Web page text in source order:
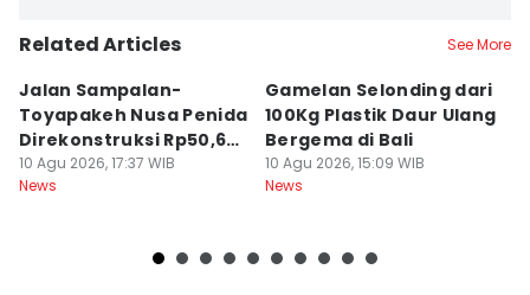
Related Articles See More
Jalan Sampalan-
Toyapakeh Nusa Penida
Direkonstruksi Rp50,6
Miliar
10 Agu 2026, 17:37 WIB
News
Gamelan Selonding dari
100Kg Plastik Daur Ulang
Bergema di Bali
10 Agu 2026, 15:09 WIB
News